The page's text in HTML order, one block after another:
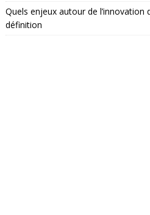
Quels enjeux autour de l’innovation
définition